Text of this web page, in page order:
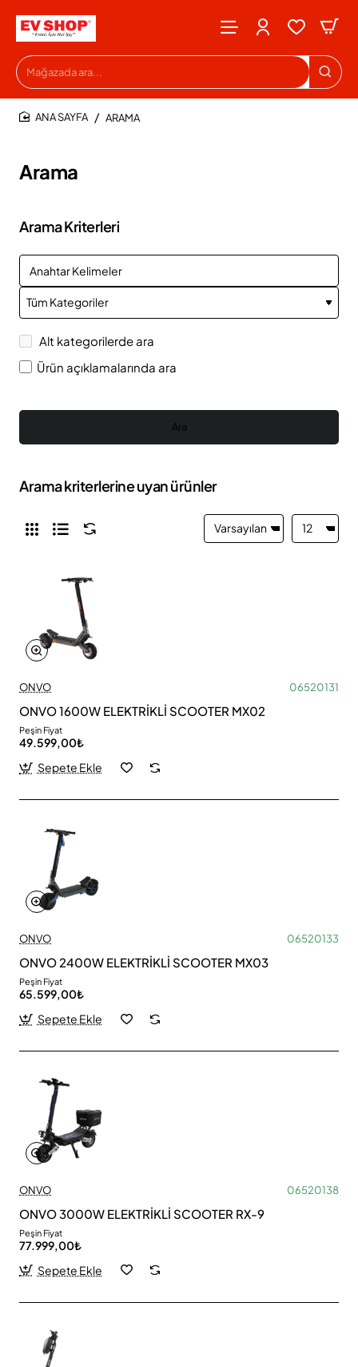
Mağazada
ara...
Arama
ARAMA
Arama Kriterleri
Alt kategorilerde ara
Ürün açıklamalarında ara
Ara
Arama kriterlerine uyan ürünler
ONVO 06520131
ONVO 1600W ELEKTRİKLİ SCOOTER MX02
Peşin Fiyat
49.599,00₺
Sepete Ekle
ONVO 06520133
ONVO 2400W ELEKTRİKLİ SCOOTER MX03
Peşin Fiyat
65.599,00₺
Sepete Ekle
ONVO 06520138
ONVO 3000W ELEKTRİKLİ SCOOTER RX-9
Peşin Fiyat
77.999,00₺
Sepete Ekle